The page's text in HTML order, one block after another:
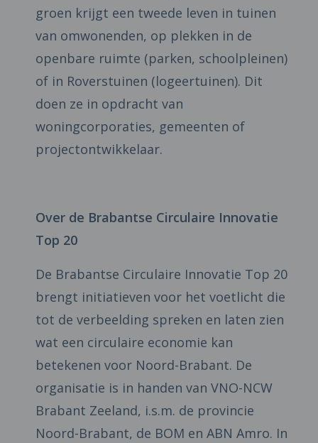
groen krijgt een tweede leven in tuinen
van omwonenden, op plekken in de
openbare ruimte (parken, schoolpleinen)
of in Roverstuinen (logeertuinen). Dit
doen ze in opdracht van
woningcorporaties, gemeenten of
projectontwikkelaar.
Over de Brabantse Circulaire Innovatie
Top 20
De Brabantse Circulaire Innovatie Top 20
brengt initiatieven voor het voetlicht die
tot de verbeelding spreken en laten zien
wat een circulaire economie kan
betekenen voor Noord-Brabant. De
organisatie is in handen van VNO-NCW
Brabant Zeeland, i.s.m. de provincie
Noord-Brabant, de BOM en ABN Amro. In